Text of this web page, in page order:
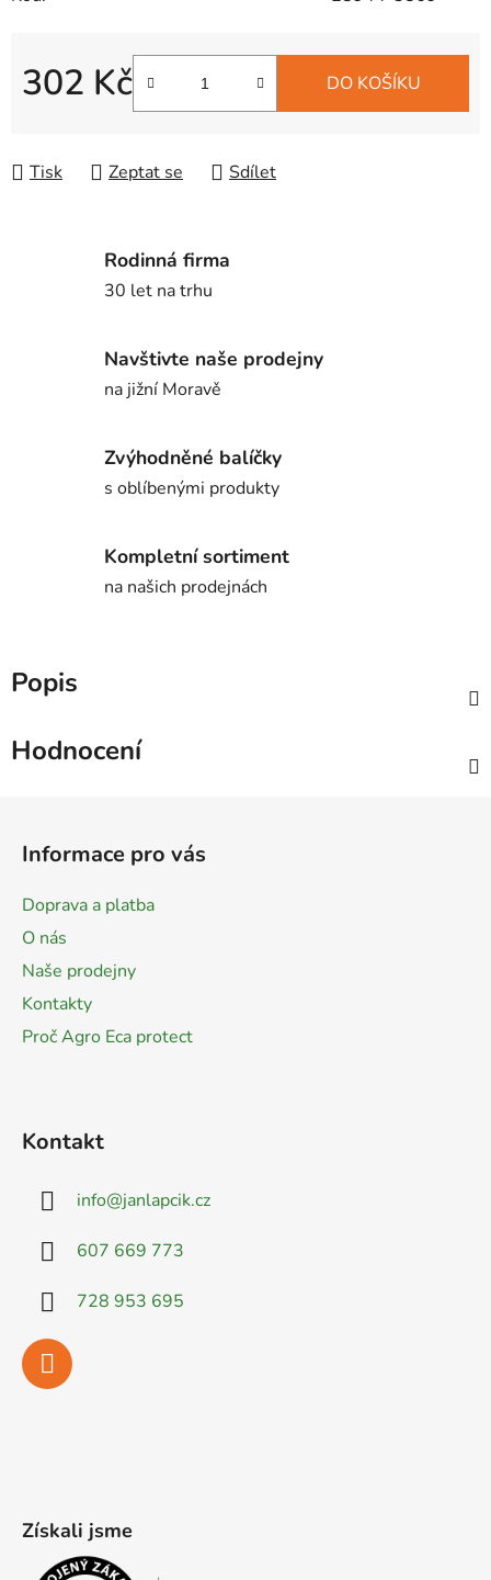
302 Kč DO KOŠÍKU
Tisk Zeptat se Sdílet
Rodinná firma
30 let na trhu
Navštivte naše prodejny
na jižní Moravě
Zvýhodněné balíčky
s oblíbenými produkty
Kompletní sortiment
na našich prodejnách
Popis
Hodnocení
Informace pro vás
Doprava a platba
O nás
Naše prodejny
Kontakty
Proč Agro Eca protect
Kontakt
info@janlapcik.cz
607 669 773
728 953 695
Získali jsme